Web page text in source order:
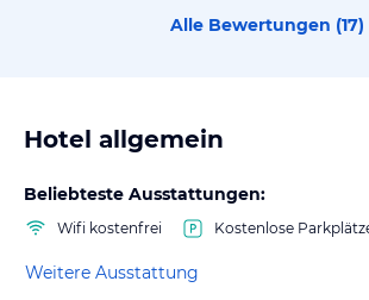
Alle Bewertungen (17)
Hotel allgemein
Beliebteste Ausstattungen:
Wifi kostenfrei Kostenlose
Weitere Ausstattung